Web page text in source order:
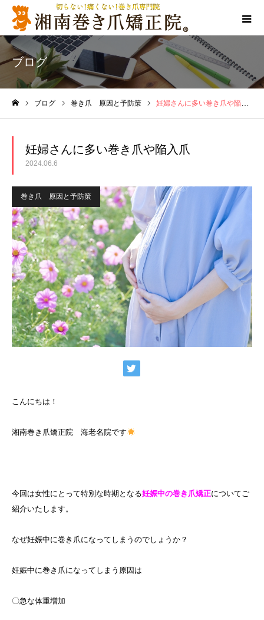
ブログ
ブログ 巻き爪 原因と予防策 妊婦さんに多い巻き爪や陥入爪
妊婦さんに多い巻き爪や陥入爪
2024.06.6
巻き爪 原因と予防策
こんにちは！
湘南巻き爪矯正院 海老名院です
今回は女性にとって特別な時期となる妊娠中の巻き爪矯正についてご
紹介いたします。
なぜ妊娠中に巻き爪になってしまうのでしょうか？
妊娠中に巻き爪になってしまう原因は
〇急な体重増加